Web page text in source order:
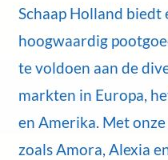
Schaap Holland
hoogwaardig
te voldoen aan de
markten in Europa,
en Amerika. Met
zoals Amora, Alexia